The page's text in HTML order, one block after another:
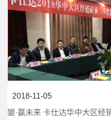
2018-11-05
變·赢未来 卡仕达华中大区经